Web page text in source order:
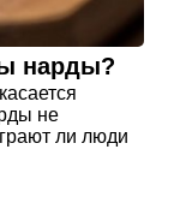
нарды?
не
ли люди